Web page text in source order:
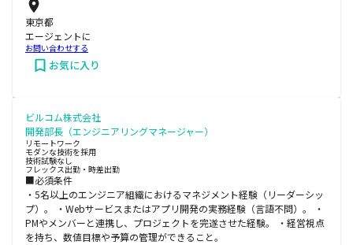
東京都
エージェントに
お問い合わせする
お気に入り
ビルコム株式会社
開発部長（エンジニアリングマネージャー）
リモートワーク
モダンな技術を採用
技術試験なし
フレックス出勤・時差出勤
■必須条件
・5名以上のエンジニア組織におけるマネジメント経験（リーダーシッ
プ）。 ・Webサービスまたはアプリ開発の実務経験（言語不問）。 ・
PMやメンバーと連携し、プロジェクトを完遂させた経験。 ・経営視点
を持ち、数値目標や予算の管理ができること。